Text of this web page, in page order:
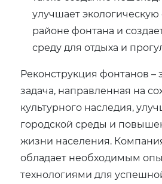
улучшает экологическую
районе фонтана и
среду для отдыха и
Реконструкция фонтанов –
задача, направленная на
культурного наследия,
городской среды и
жизни населения.
обладает необходимым
технологиями для